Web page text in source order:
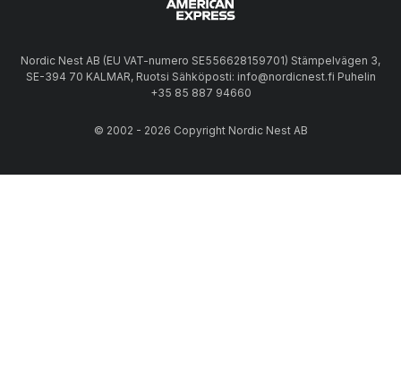
Nordic Nest AB (EU VAT-numero SE556628159701) Stämpelvägen 3,
SE-394 70 KALMAR, Ruotsi Sähköposti: info@nordicnest.fi Puhelin
+35 85 887 94660
© 2002 - 2026 Copyright Nordic Nest AB